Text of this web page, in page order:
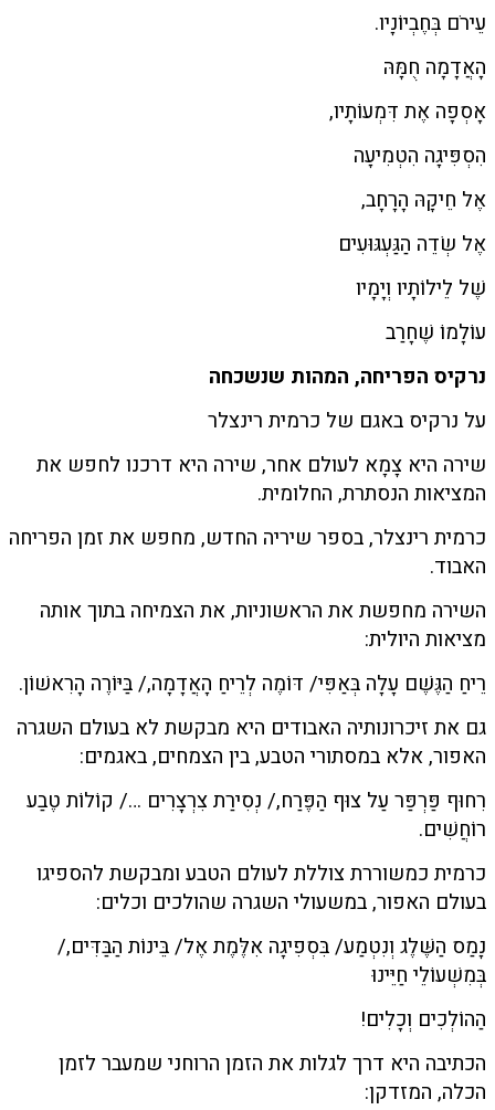
עֵירֹם בְּחֶבְיוֹנָיו.
הָאֲדָמָה חֻמָּהּ
אָסְפָה אֶת דִּמְעוֹתָיו,
הִסְפִּיגָה הִטְמִיעָה
אֶל חֵיקָהּ הָרָחָב,
אֶל שְׂדֵה הַגַּעְגּוּעִים
שֶׁל לֵילוֹתָיו וְיָמָיו
עוֹלָמוֹ שֶׁחָרַב
נרקיס הפריחה, המהות שנשכחה
על נרקיס באגם של כרמית רינצלר
שירה היא צָמָא לעולם אחר, שירה היא דרכנו לחפש את
המציאות הנסתרת, החלומית.
כרמית רינצלר, בספר שיריה החדש, מחפש את זמן הפריחה
האבוד.
השירה מחפשת את הראשוניות, את הצמיחה בתוך אותה
מציאות היולית:
רֵיחַ הַגֶּשֶׁם עָלָה בְּאַפִּי/ דּוֹמֶה לְרֵיחַ הָאֲדָמָה,/ בַּיּוֹרֶה הָרִאשׁוֹן.
גם את זיכרונותיה האבודים היא מבקשת לא בעולם השגרה
האפור, אלא במסתורי הטבע, בין הצמחים, באגמים:
רִחוּף פַּרְפַּר עַל צוּף הַפֶּרַח,/ נְסִירַת צִרְצָרִים …/ קוֹלוֹת טֶבַע
רוֹחֲשִׁים.
כרמית כמשוררת צוללת לעולם הטבע ומבקשת להספיגו
בעולם האפור, במשעולי השגרה שהולכים וכלים:
נָמַס הַשֶּׁלֶג וְנִטְמַע/ בִּסְפִיגָה אִלֶּמֶת אֶל/ בֵּינוֹת הַבַּדִּים,/
בְּמִשְׁעוֹלֵי חַיֵּינוּ
הַהוֹלְכִים וְכָלִים!
הכתיבה היא דרך לגלות את הזמן הרוחני שמעבר לזמן
הכלה, המזדקן: